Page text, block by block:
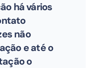
há vários
não
e até o
o